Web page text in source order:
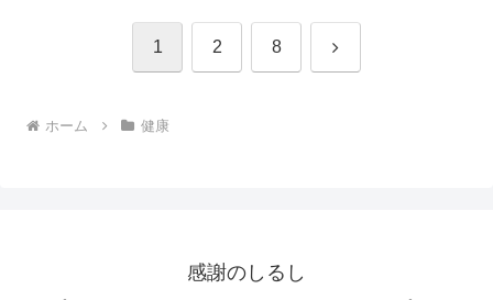
1 2 8 次
ホーム 健康
感謝のしるし